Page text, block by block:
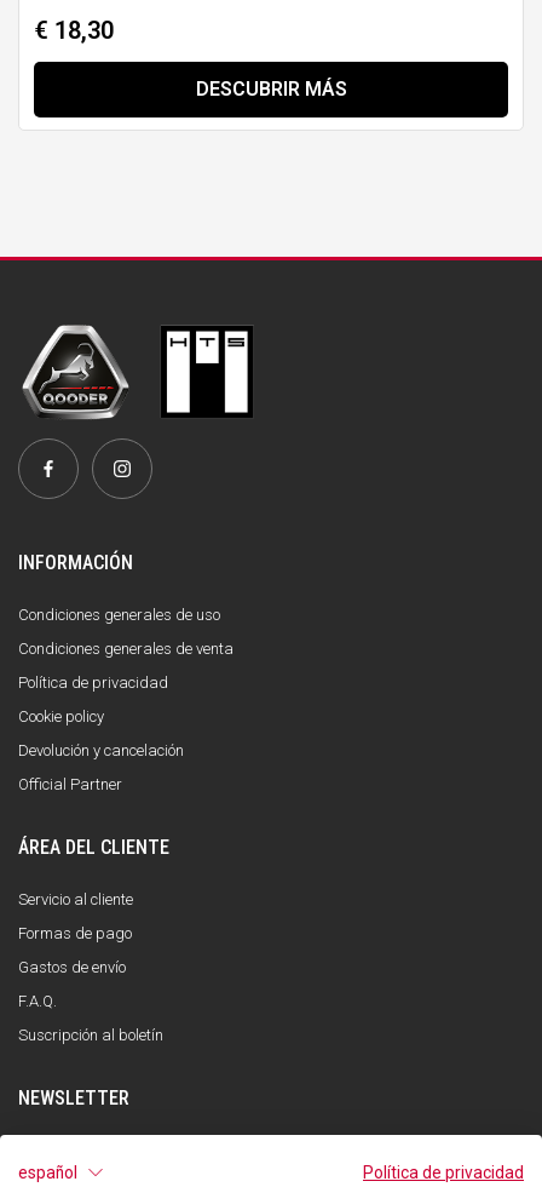
€ 18,30
DESCUBRIR MÁS
INFORMACIÓN
Condiciones generales de uso
Condiciones generales de venta
Política de privacidad
Cookie policy
Devolución y cancelación
Official Partner
ÁREA DEL CLIENTE
Servicio al cliente
Formas de pago
Gastos de envío
F.A.Q.
Suscripción al boletín
NEWSLETTER
INSCRÍBETE
español Política de privacidad